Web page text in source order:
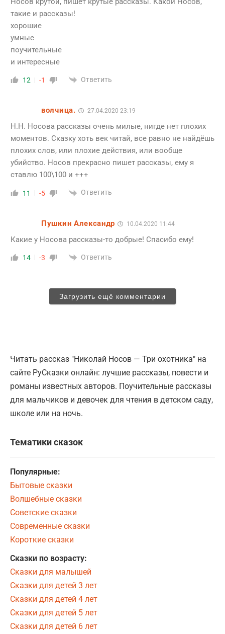
такие и рассказы!
хорошие
умные
поучительные
и интересные
12 -1 Ответить
волчица. 27.04.2020 23:19
Н.Н. Носова рассказы очень милые, нигде нет плохих
моментов. Сказку хоть век читай, все равно не найдёшь
плохих слов, или плохие действия, или вообще
убийство. Носов прекрасно пишет рассказы, ему я
ставлю 100\100 и +++
11 -5 Ответить
Пушкин Александр 10.04.2020 11:44
Какие у Носова рассказы-то добрые! Спасибо ему!
14 -3 Ответить
Загрузить ещё комментарии
Читать рассказ "Николай Носов — Три охотника" на
сайте РуСказки онлайн: лучшие рассказы, повести и
романы известных авторов. Поучительные рассказы
для мальчиков и девочек для чтения в детском саду,
школе или на ночь.
Тематики сказок
Популярные:
Бытовые сказки
Волшебные сказки
Советские сказки
Современные сказки
Короткие сказки
Сказки по возрасту:
Сказки для малышей
Сказки для детей 3 лет
Сказки для детей 4 лет
Сказки для детей 5 лет
Сказки для детей 6 лет